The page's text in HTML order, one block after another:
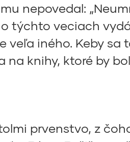
nepovedal:
týchto veciach
veľa iného. Keby
knihy, ktoré by
prvenstvo, z